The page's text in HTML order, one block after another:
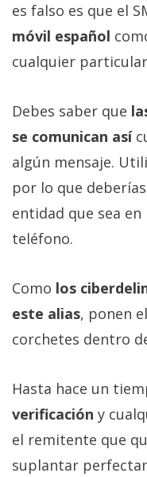
es falso es que el
móvil español
cualquier
Debes saber que
se comunican así
algún mensaje.
por lo que
entidad que sea
teléfono.
Como los
este alias, ponen
corchetes dentro
Hasta hace un
verificación y
el remitente que
suplantar